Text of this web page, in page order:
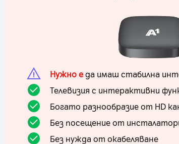
Нужно еда имаш стабилна
Телевизия с интерактивни
Богато разнообразие от HD
Без посещение от
Без нужда от окабеляване